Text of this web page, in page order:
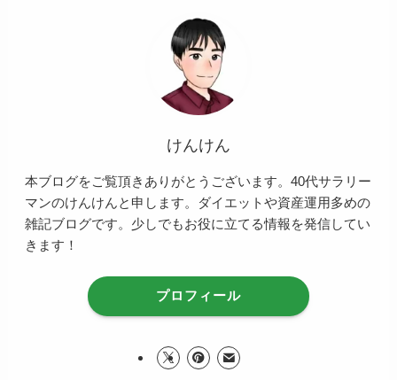
けんけん
本ブログをご覧頂きありがとうございます。40代サラリー
マンのけんけんと申します。ダイエットや資産運用多めの
雑記ブログです。少しでもお役に立てる情報を発信してい
きます！
プロフィール